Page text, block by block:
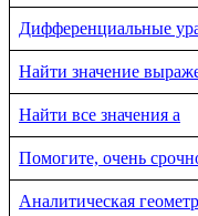
Дифференциальные
Найти значение
Найти все значения a
Помогите, очень
Аналитическая